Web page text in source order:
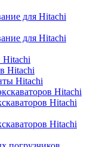
для Hitachi
для Hitachi
Hitachi
Hitachi
Hitachi
Hitachi
Hitachi
Hitachi